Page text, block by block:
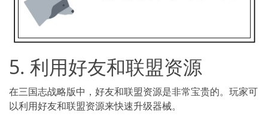
5. 利用好友和联盟资源
在三国志战略版中，好友和联盟资源是非常宝贵的。玩家可
以利用好友和联盟资源来快速升级器械。